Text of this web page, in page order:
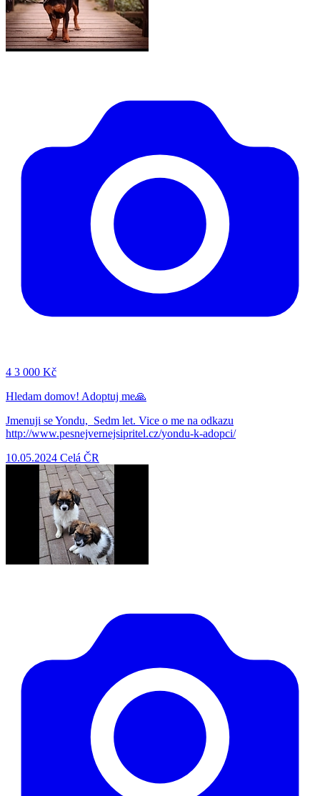
4 3 000 Kč
Hledam domov! Adoptuj me🙏
Jmenuji se Yondu, Sedm let. Vice o me na odkazu
http://www.pesnejvernejsipritel.cz/yondu-k-adopci/
10.05.2024 Celá ČR